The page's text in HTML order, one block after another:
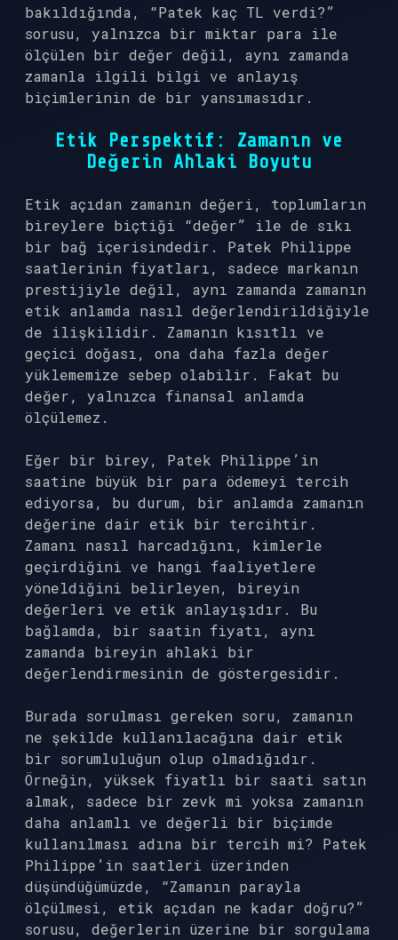
bakıldığında, “Patek kaç TL verdi?”
sorusu, yalnızca bir miktar para ile
ölçülen bir değer değil, aynı zamanda
zamanla ilgili bilgi ve anlayış
biçimlerinin de bir yansımasıdır.
Etik Perspektif: Zamanın ve
Değerin Ahlaki Boyutu
Etik açıdan zamanın değeri, toplumların
bireylere biçtiği “değer” ile de sıkı
bir bağ içerisindedir. Patek Philippe
saatlerinin fiyatları, sadece markanın
prestijiyle değil, aynı zamanda zamanın
etik anlamda nasıl değerlendirildiğiyle
de ilişkilidir. Zamanın kısıtlı ve
geçici doğası, ona daha fazla değer
yüklememize sebep olabilir. Fakat bu
değer, yalnızca finansal anlamda
ölçülemez.
Eğer bir birey, Patek Philippe’in
saatine büyük bir para ödemeyi tercih
ediyorsa, bu durum, bir anlamda zamanın
değerine dair etik bir tercihtir.
Zamanı nasıl harcadığını, kimlerle
geçirdiğini ve hangi faaliyetlere
yöneldiğini belirleyen, bireyin
değerleri ve etik anlayışıdır. Bu
bağlamda, bir saatin fiyatı, aynı
zamanda bireyin ahlaki bir
değerlendirmesinin de göstergesidir.
Burada sorulması gereken soru, zamanın
ne şekilde kullanılacağına dair etik
bir sorumluluğun olup olmadığıdır.
Örneğin, yüksek fiyatlı bir saati satın
almak, sadece bir zevk mi yoksa zamanın
daha anlamlı ve değerli bir biçimde
kullanılması adına bir tercih mi? Patek
Philippe’in saatleri üzerinden
düşündüğümüzde, “Zamanın parayla
ölçülmesi, etik açıdan ne kadar doğru?”
sorusu, değerlerin üzerine bir sorgulama